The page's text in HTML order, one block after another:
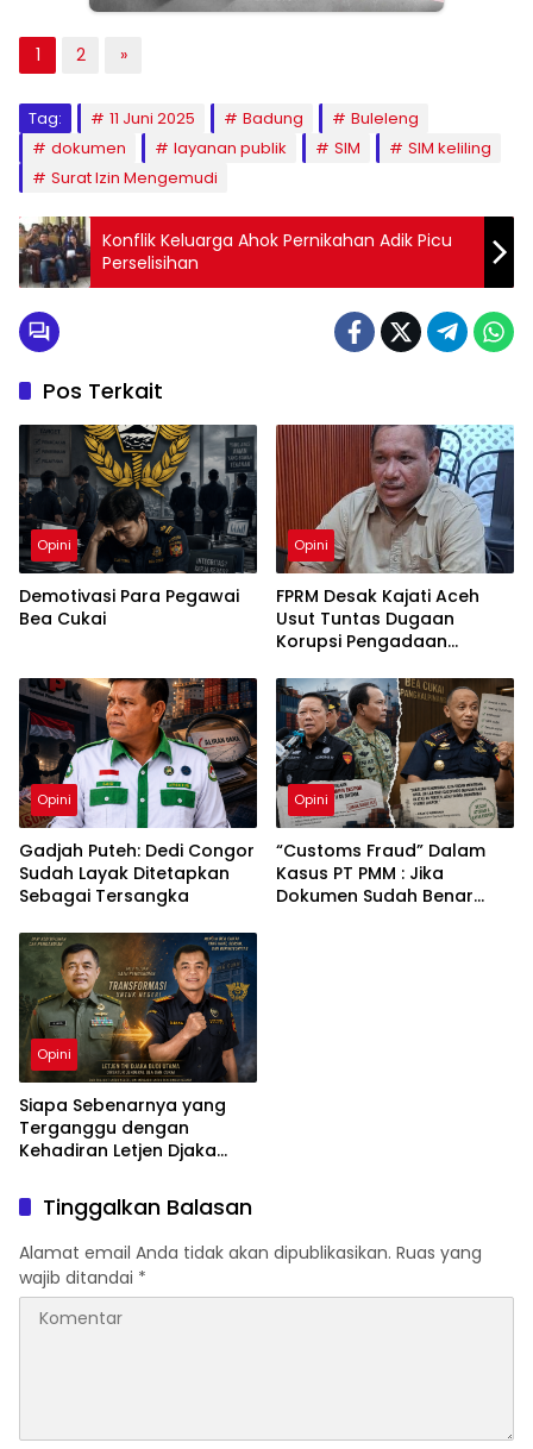
1 2 »
Tag: 11 Juni 2025 Badung
Buleleng
dokumen
layanan publik SIM
SIM keliling
Surat Izin Mengemudi
Konflik Keluarga Ahok Pernikahan Adik Picu
Perselisihan
Pos Terkait
Opini
Demotivasi Para Pegawai
Bea Cukai
Opini
FPRM Desak Kajati Aceh
Usut Tuntas Dugaan
Korupsi Pengadaan
Langsa
Opini
Gadjah Puteh: Dedi Congor
Sudah Layak Ditetapkan
Sebagai Tersangka
Opini
“Customs Fraud” Dalam
Kasus PT PMM : Jika
Dokumen Sudah Benar
Opini
Siapa Sebenarnya yang
Terganggu dengan
Kehadiran Letjen Djaka
sebagai Dirjen Bea Cukai?
Tinggalkan Balasan
Alamat email Anda tidak akan dipublikasikan. Ruas yang
wajib ditandai *